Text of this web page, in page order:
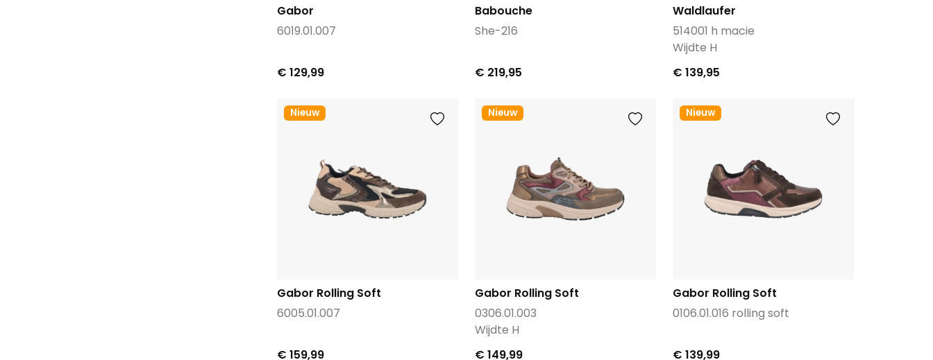
Gabor
6019.01.007
€ 129,99
Babouche
She-216
€ 219,95
Waldlaufer
514001 h macie
Wijdte H
€ 139,95
Nieuw
Gabor Rolling Soft
6005.01.007
€ 159,99
Nieuw
Gabor Rolling Soft
0306.01.003
Wijdte H
€ 149,99
Nieuw
Gabor Rolling Soft
0106.01.016 rolling soft
€ 139,99